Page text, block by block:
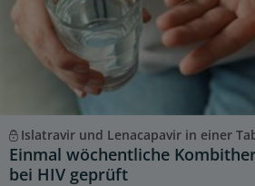
Islatravir und Lenacapavir in einer
Einmal wöchentliche
bei HIV geprüft